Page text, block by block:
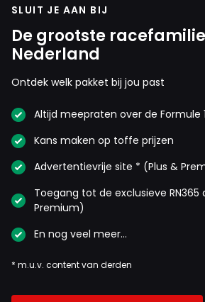
SLUIT JE AAN BIJ
De grootste
Nederland
Ontdek welk pakket bij jou past
Altijd meepraten over de Formule 1
Kans maken op toffe prijzen
Advertentievrije site * (Plus &
Toegang tot de exclusieve RN365
Premium)
En nog veel meer…
* m.u.v. content van derden